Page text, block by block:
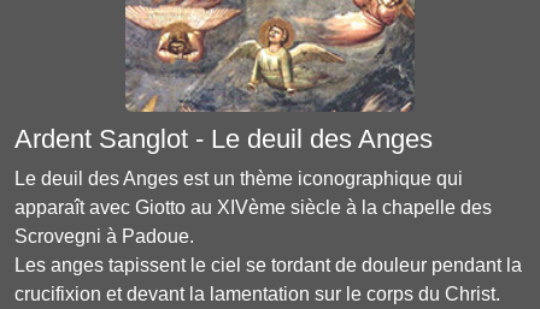
Ardent Sanglot - Le deuil des Anges
Le deuil des Anges est un thème iconographique qui
apparaît avec Giotto au XIVème siècle à la chapelle des
Scrovegni à Padoue.
Les anges tapissent le ciel se tordant de douleur pendant la
crucifixion et devant la lamentation sur le corps du Christ.